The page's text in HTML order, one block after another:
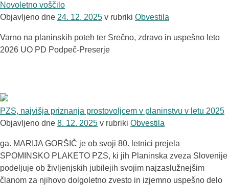
Novoletno voščilo
Objavljeno dne 24. 12. 2025 v rubriki Obvestila
Varno na planinskih poteh ter Srečno, zdravo in uspešno leto
2026 UO PD Podpeč-Preserje
PZS, najvišja priznanja prostovoljcem v planinstvu v letu 2025
Objavljeno dne 8. 12. 2025 v rubriki Obvestila
ga. MARIJA GORŠIČ je ob svoji 80. letnici prejela
SPOMINSKO PLAKETO PZS, ki jih Planinska zveza Slovenije
podeljuje ob življenjskih jubilejih svojim najzaslužnejšim
članom za njihovo dolgoletno zvesto in izjemno uspešno delo